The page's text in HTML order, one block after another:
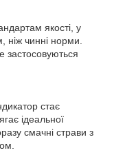
якості, у
ніж чинні норми.
застосовуються
стає
ідеальної
смачні страви з